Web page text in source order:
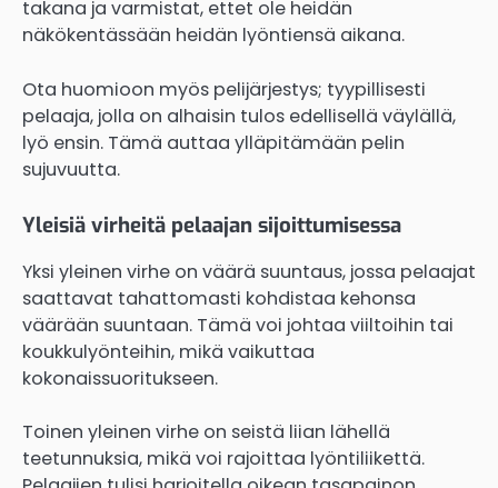
takana ja varmistat, ettet ole heidän
näkökentässään heidän lyöntiensä aikana.
Ota huomioon myös pelijärjestys; tyypillisesti
pelaaja, jolla on alhaisin tulos edellisellä väylällä,
lyö ensin. Tämä auttaa ylläpitämään pelin
sujuvuutta.
Yleisiä virheitä pelaajan sijoittumisessa
Yksi yleinen virhe on väärä suuntaus, jossa pelaajat
saattavat tahattomasti kohdistaa kehonsa
väärään suuntaan. Tämä voi johtaa viiltoihin tai
koukkulyönteihin, mikä vaikuttaa
kokonaissuoritukseen.
Toinen yleinen virhe on seistä liian lähellä
teetunnuksia, mikä voi rajoittaa lyöntiliikettä.